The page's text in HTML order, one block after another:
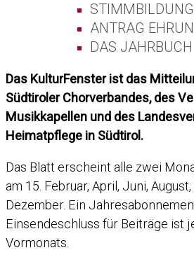
ANTRAG
DAS
Das KulturFenster ist das
Südtiroler Chorverbandes, des
Musikkapellen und des
Heimatpflege in Südtirol.
Das Blatt erscheint alle zwei
am 15. Februar, April, Juni,
Dezember. Ein
Einsendeschluss für Beiträge ist
Vormonats.